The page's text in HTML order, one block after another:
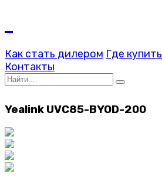
Как стать дилером Где купить
Контакты
Yealink UVC85-BYOD-200